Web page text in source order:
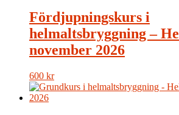
Fördjupningskurs i
helmaltsbryggning –
november 2026
600 kr